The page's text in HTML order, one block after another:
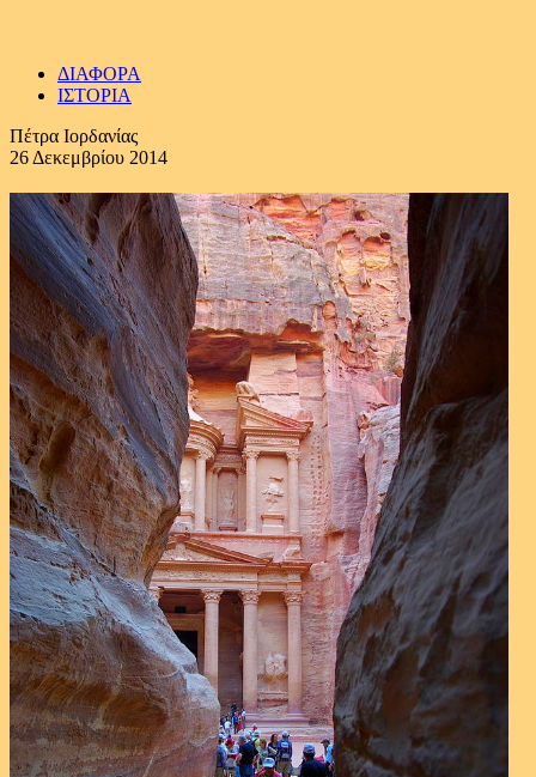
ΔΙΑΦΟΡΑ
ΙΣΤΟΡΙΑ
Πέτρα Ιορδανίας
26 Δεκεμβρίου 2014